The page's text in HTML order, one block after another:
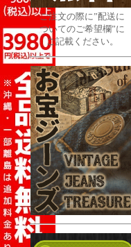
ご注文の際に”配送に
ついてのご希望欄”に
ご記載ください。